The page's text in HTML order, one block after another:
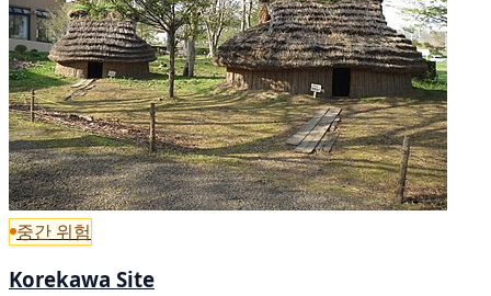
중간 위험
Korekawa Site